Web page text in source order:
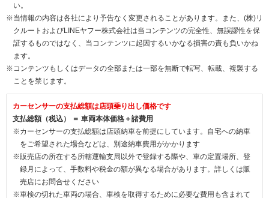
い。
※当情報の内容は各社により予告なく変更されることがあります。また、(株)リ
クルートおよびLINEヤフー株式会社は当コンテンツの完全性、無誤謬性を保
証するものではなく、当コンテンツに起因するいかなる損害の責も負いかね
ます。
※コンテンツもしくはデータの全部または一部を無断で転写、転載、複製する
ことを禁じます。
カーセンサーの支払総額は店頭乗り出し価格です
支払総額（税込） ＝ 車両本体価格＋諸費用
※カーセンサーの支払総額は店頭納車を前提にしています。自宅への納車
をご希望された場合などは、別途納車費用がかかります
※販売店の所在する所轄運輸支局以外で登録する際や、車の定置場所、登
録月によって、手数料や税金の額が異なる場合があります。詳しくは販
売店にお問合せください
※車検の切れた車両の場合、車検を取得するために必要な費用も含まれて